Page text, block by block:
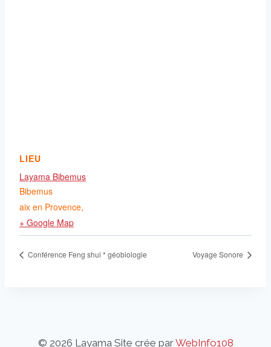
LIEU
Layama Bibemus
Bibemus
aix en Provence,
+ Google Map
Conférence Feng shui * géobiologie Voyage Sonore
© 2026 Layama Site crée parWebInfo108